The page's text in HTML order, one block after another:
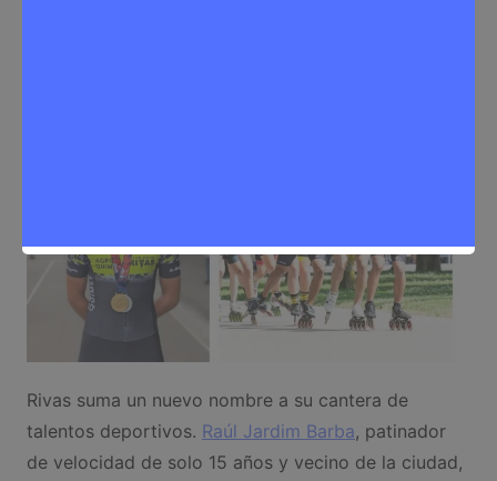
Rivas suma un nuevo nombre a su cantera de
talentos deportivos. Raúl Jardim Barba, patinador
de velocidad de solo 15 años y vecino de la ciudad,